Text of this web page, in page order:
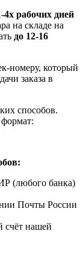
4х рабочих дней
на складе на
до 12-16
номеру, который
заказа в
способов.
(любого банка)
Почты России
счёт нашей